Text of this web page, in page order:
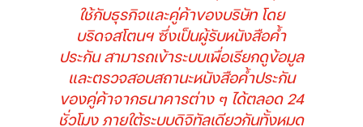
ใช้กับธุรกิจและคู่ค้าของบริษัท โดย
บริดจสโตนฯ ซึ่งเป็นผู้รับหนังสือค้ำ
ประกัน สามารถเข้าระบบเพื่อเรียกดูข้อมูล
และตรวจสอบสถานะหนังสือค้ำประกัน
ของคู่ค้าจากธนาคารต่าง ๆ ได้ตลอด 24
ชั่วโมง ภายใต้ระบบดิจิทัลเดียวกันทั้งหมด